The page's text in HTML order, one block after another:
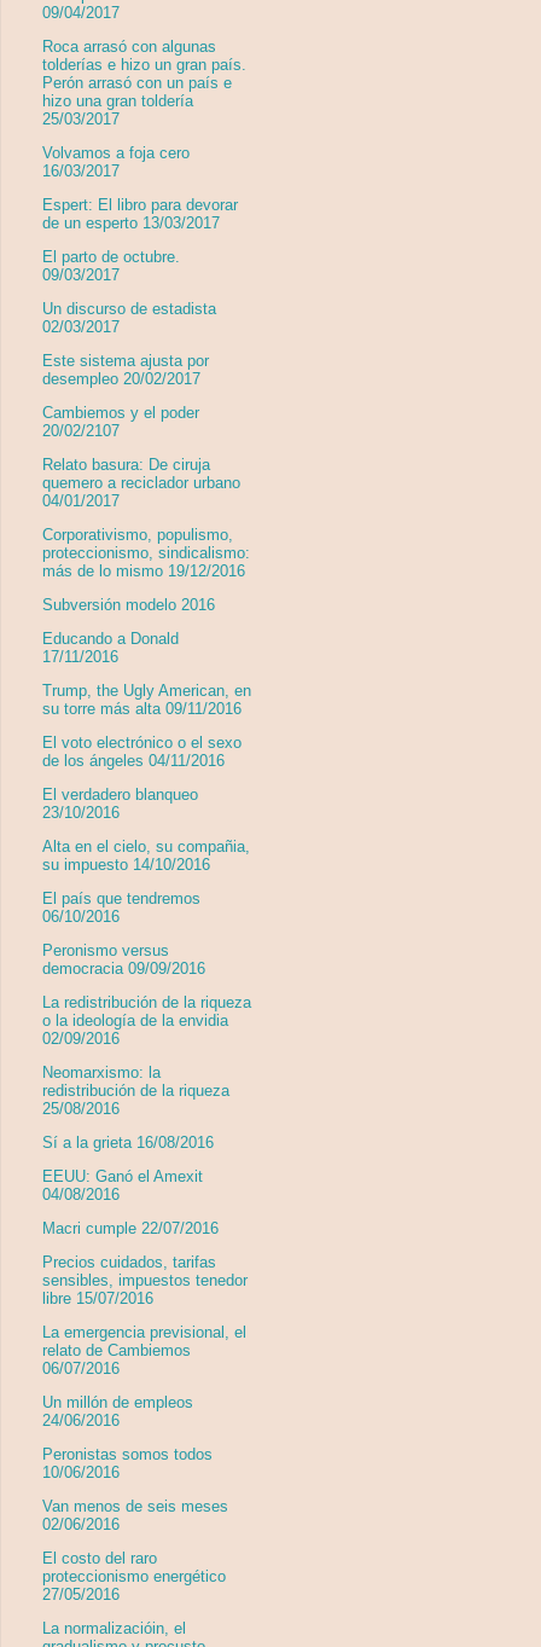
09/04/2017
Roca arrasó con algunas
tolderías e hizo un gran país.
Perón arrasó con un país e
hizo una gran toldería
25/03/2017
Volvamos a foja cero
16/03/2017
Espert: El libro para devorar
de un esperto 13/03/2017
El parto de octubre.
09/03/2017
Un discurso de estadista
02/03/2017
Este sistema ajusta por
desempleo 20/02/2017
Cambiemos y el poder
20/02/2107
Relato basura: De ciruja
quemero a reciclador urbano
04/01/2017
Corporativismo, populismo,
proteccionismo, sindicalismo:
más de lo mismo 19/12/2016
Subversión modelo 2016
Educando a Donald
17/11/2016
Trump, the Ugly American, en
su torre más alta 09/11/2016
El voto electrónico o el sexo
de los ángeles 04/11/2016
El verdadero blanqueo
23/10/2016
Alta en el cielo, su compañia,
su impuesto 14/10/2016
El país que tendremos
06/10/2016
Peronismo versus
democracia 09/09/2016
La redistribución de la riqueza
o la ideología de la envidia
02/09/2016
Neomarxismo: la
redistribución de la riqueza
25/08/2016
Sí a la grieta 16/08/2016
EEUU: Ganó el Amexit
04/08/2016
Macri cumple 22/07/2016
Precios cuidados, tarifas
sensibles, impuestos tenedor
libre 15/07/2016
La emergencia previsional, el
relato de Cambiemos
06/07/2016
Un millón de empleos
24/06/2016
Peronistas somos todos
10/06/2016
Van menos de seis meses
02/06/2016
El costo del raro
proteccionismo energético
27/05/2016
La normalizacióin, el